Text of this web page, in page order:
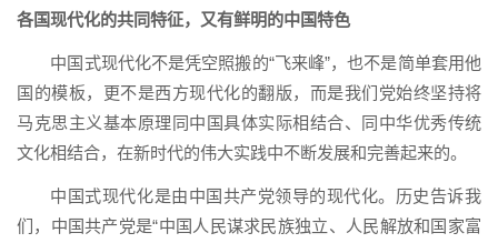
各国现代化的共同特征，又有鲜明的中国特色
中国式现代化不是凭空照搬的“飞来峰”，也不是简单套用他
国的模板，更不是西方现代化的翻版，而是我们党始终坚持将
马克思主义基本原理同中国具体实际相结合、同中华优秀传统
文化相结合，在新时代的伟大实践中不断发展和完善起来的。
中国式现代化是由中国共产党领导的现代化。历史告诉我
们，中国共产党是“中国人民谋求民族独立、人民解放和国家富